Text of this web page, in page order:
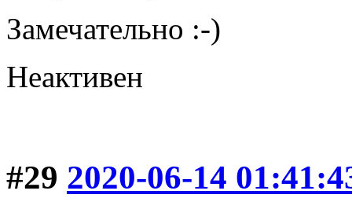
Замечательно :-)
Неактивен
#29 2020-06-14